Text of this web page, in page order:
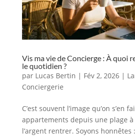
Vis ma vie de Concierge : À quoi
le quotidien ?
par Lucas Bertin | Fév 2, 2026|
Conciergerie
C’est souvent l’image qu’on s’en
appartements depuis une plage
l’argent rentrer. Soyons